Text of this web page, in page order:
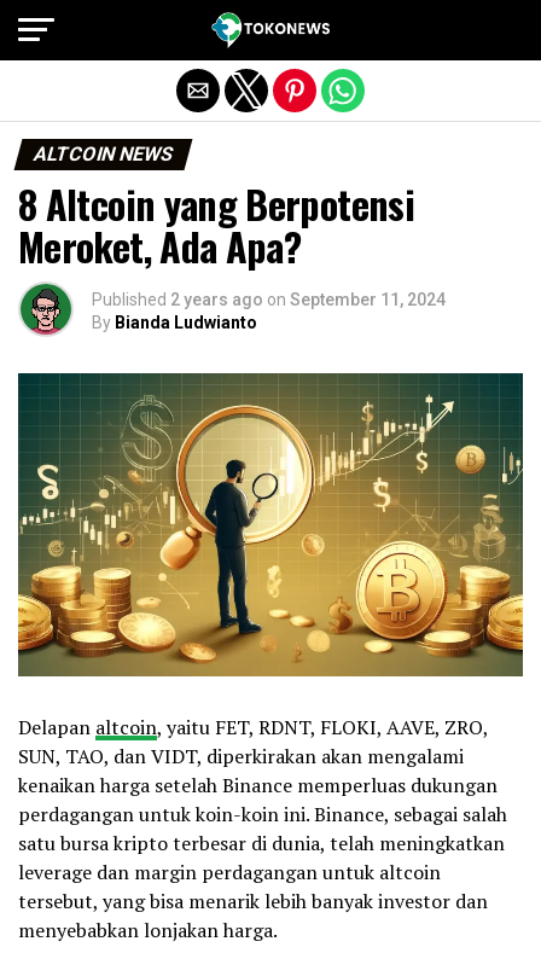
ALTCOIN NEWS
8 Altcoin yang Berpotensi
Meroket, Ada Apa?
Published 2 years ago on September 11, 2024
By Bianda Ludwianto
Delapan altcoin, yaitu FET, RDNT, FLOKI, AAVE, ZRO,
SUN, TAO, dan VIDT, diperkirakan akan mengalami
kenaikan harga setelah Binance memperluas dukungan
perdagangan untuk koin-koin ini. Binance, sebagai salah
satu bursa kripto terbesar di dunia, telah meningkatkan
leverage dan margin perdagangan untuk altcoin
tersebut, yang bisa menarik lebih banyak investor dan
menyebabkan lonjakan harga.
Exit mobile version